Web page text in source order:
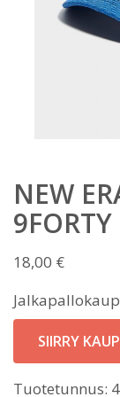
NEW
18,00 €
SIIRRY
Tuotetunnus: